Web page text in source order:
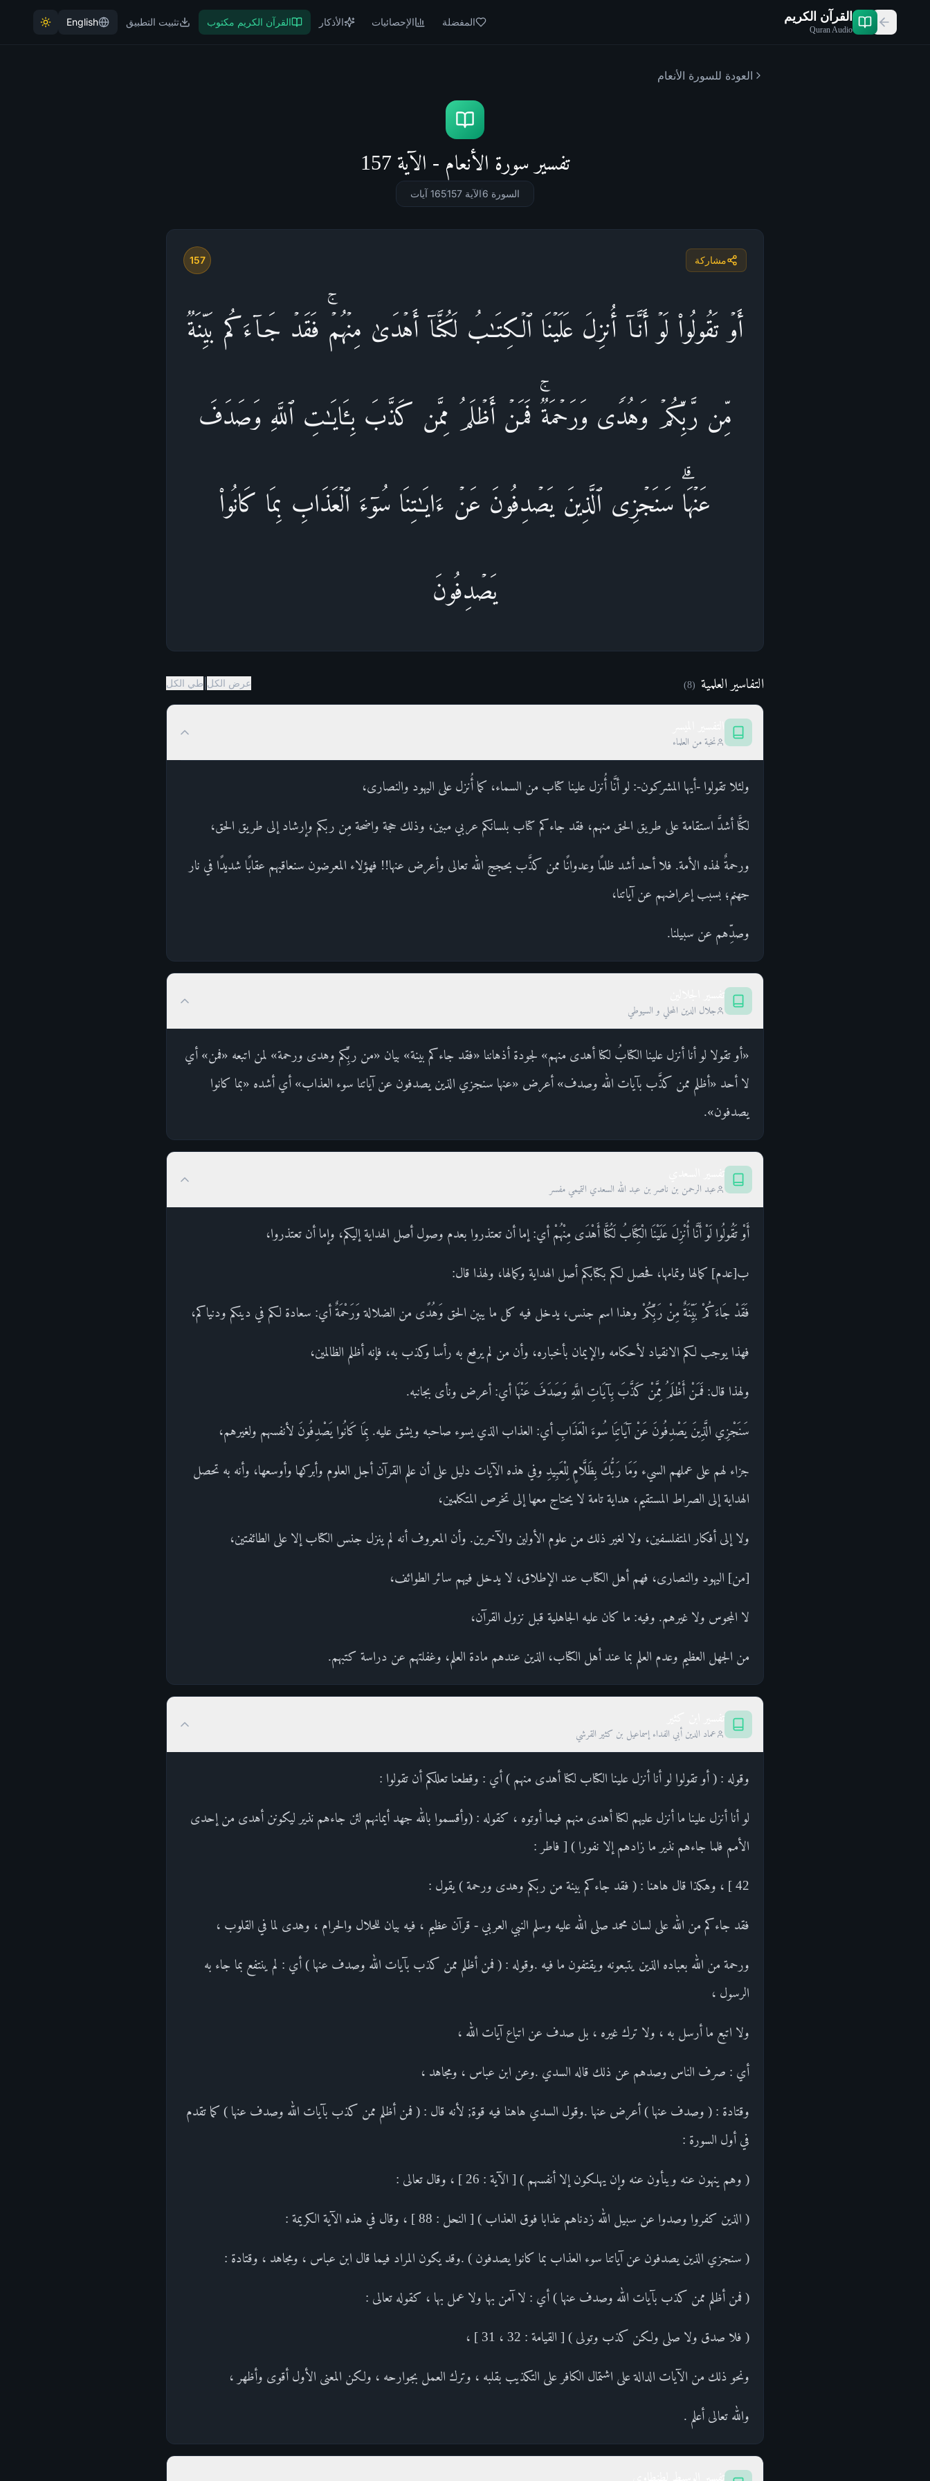
القرآن الكريم
Quran Audio
المفضلة الإحصائيات الأذكار القرآن الكريم مكتوب تثبيت التطبيق English
العودة للسورة الأنعام
تفسير سورة الأنعام - الآية 157
السورة 6 الآية 157 165 آيات
مشاركة 157
أَوۡ تَقُولُوا۟ لَوۡ أَنَّاۤ أُنزِلَ عَلَیۡنَا ٱلۡكِتَـٰبُ لَكُنَّاۤ أَهۡدَىٰ مِنۡهُمۡۚ فَقَدۡ جَاۤءَكُم بَیِّنَةࣱ
مِّن رَّبِّكُمۡ وَهُدࣰى وَرَحۡمَةࣱۚ فَمَنۡ أَظۡلَمُ مِمَّن كَذَّبَ بِـَٔایَـٰتِ ٱللَّهِ وَصَدَفَ
عَنۡهَاۗ سَنَجۡزِی ٱلَّذِینَ یَصۡدِفُونَ عَنۡ ءَایَـٰتِنَا سُوۤءَ ٱلۡعَذَابِ بِمَا كَانُوا۟
یَصۡدِفُونَ
التفاسير العلمية (
8
) عرض الكل طي الكل
نخبة من العلماء
ولئلا تقولوا -أيها المشركون-: لو أنَّا أُنزل علينا كتاب من السماء، كما أُنزل على اليهود والنصارى،
لكنَّا أشدَّ استقامة على طريق الحق منهم، فقد جاءكم كتاب بلسانكم عربي مبين، وذلك حجة واضحة مِن ربكم وإرشاد إلى طريق الحق،
ورحمةٌ لهذه الأمة. فلا أحد أشد ظلمًا وعدوانًا ممن كذَّب بحجج الله تعالى وأعرض عنها!! فهؤلاء المعرضون سنعاقبهم عقابًا شديدًا في نار
جهنم؛ بسبب إعراضهم عن آياتنا،
وصدِّهم عن سبيلنا.
جلال الدين المحلي و السيوطي
«أو تقولا لو أنا أنزل علينا الكتابُ لكنا أهدى منهم» لجودة أذهاننا «فقد جاءكم بينة» بيان «من ربِّكم وهدى ورحمة» لمن اتبعه «فمن» أي
لا أحد «أظلم ممن كذَّب بآيات الله وصدف» أعرض «عنها سنجزي الذين يصدفون عن آياتنا سوء العذاب» أي أشده «بما كانوا
يصدفون».
عبد الرحمن بن ناصر بن عبد الله السعدي التميمي مفسر
أَوْ تَقُولُوا لَوْ أَنَّا أُنْزِلَ عَلَيْنَا الْكِتَابُ لَكُنَّا أَهْدَى مِنْهُمْ أي: إما أن تعتذروا بعدم وصول أصل الهداية إليكم، وإما أن تعتذروا،
ب[عدم] كمالها وتمامها، فحصل لكم بكتابكم أصل الهداية وكمالها، ولهذا قال:
فَقَدْ جَاءَكُمْ بَيِّنَةٌ مِنْ رَبِّكُمْ وهذا اسم جنس، يدخل فيه كل ما يبين الحق وَهُدًى من الضلالة وَرَحْمَةٌ أي: سعادة لكم في دينكم ودنياكم،
فهذا يوجب لكم الانقياد لأحكامه والإيمان بأخباره، وأن من لم يرفع به رأسا وكذب به، فإنه أظلم الظالمين،
ولهذا قال: فَمَنْ أَظْلَمُ مِمَّنْ كَذَّبَ بِآيَاتِ اللَّهِ وَصَدَفَ عَنْهَا أي: أعرض ونأى بجانبه.
سَنَجْزِي الَّذِينَ يَصْدِفُونَ عَنْ آيَاتِنَا سُوءَ الْعَذَابِ أي: العذاب الذي يسوء صاحبه ويشق عليه. بِمَا كَانُوا يَصْدِفُونَ لأنفسهم ولغيرهم،
جزاء لهم على عملهم السيء وَمَا رَبُّكَ بِظَلَّامٍ لِلْعَبِيدِ وفي هذه الآيات دليل على أن علم القرآن أجل العلوم وأبركها وأوسعها، وأنه به تحصل
الهداية إلى الصراط المستقيم، هداية تامة لا يحتاج معها إلى تخرص المتكلمين،
ولا إلى أفكار المتفلسفين، ولا لغير ذلك من علوم الأولين والآخرين. وأن المعروف أنه لم ينزل جنس الكتاب إلا على الطائفتين،
[من] اليهود والنصارى، فهم أهل الكتاب عند الإطلاق، لا يدخل فيهم سائر الطوائف،
لا المجوس ولا غيرهم. وفيه: ما كان عليه الجاهلية قبل نزول القرآن،
من الجهل العظيم وعدم العلم بما عند أهل الكتاب، الذين عندهم مادة العلم، وغفلتهم عن دراسة كتبهم.
عماد الدين أبي الفداء إسماعيل بن كثير القرشي
وقوله : ( أو تقولوا لو أنا أنزل علينا الكتاب لكنا أهدى منهم ) أي : وقطعنا تعللكم أن تقولوا :
لو أنا أنزل علينا ما أنزل عليهم لكنا أهدى منهم فيما أوتوه ، كقوله : (وأقسموا بالله جهد أيمانهم لئن جاءهم نذير ليكونن أهدى من إحدى
الأمم فلما جاءهم نذير ما زادهم إلا نفورا ) [ فاطر :
42 ] ، وهكذا قال هاهنا : ( فقد جاءكم بينة من ربكم وهدى ورحمة ) يقول :
فقد جاءكم من الله على لسان محمد صلى الله عليه وسلم النبي العربي - قرآن عظيم ، فيه بيان للحلال والحرام ، وهدى لما في القلوب ،
ورحمة من الله بعباده الذين يتبعونه ويقتفون ما فيه .وقوله : ( فمن أظلم ممن كذب بآيات الله وصدف عنها ) أي : لم ينتفع بما جاء به
الرسول ،
ولا اتبع ما أرسل به ، ولا ترك غيره ، بل صدف عن اتباع آيات الله ،
أي : صرف الناس وصدهم عن ذلك قاله السدي .وعن ابن عباس ، ومجاهد ،
وقتادة : ( وصدف عنها ) أعرض عنها .وقول السدي هاهنا فيه قوة; لأنه قال : ( فمن أظلم ممن كذب بآيات الله وصدف عنها ) كما تقدم
في أول السورة :
( وهم ينهون عنه وينأون عنه وإن يهلكون إلا أنفسهم ) [ الآية : 26 ] ، وقال تعالى :
( الذين كفروا وصدوا عن سبيل الله زدناهم عذابا فوق العذاب ) [ النحل : 88 ] ، وقال في هذه الآية الكريمة :
( سنجزي الذين يصدفون عن آياتنا سوء العذاب بما كانوا يصدفون ) .وقد يكون المراد فيما قال ابن عباس ، ومجاهد ، وقتادة :
( فمن أظلم ممن كذب بآيات الله وصدف عنها ) أي : لا آمن بها ولا عمل بها ، كقوله تعالى :
( فلا صدق ولا صلى ولكن كذب وتولى ) [ القيامة : 32 ، 31 ] ،
ونحو ذلك من الآيات الدالة على اشتمال الكافر على التكذيب بقلبه ، وترك العمل بجوارحه ، ولكن المعنى الأول أقوى وأظهر ،
والله تعالى أعلم .